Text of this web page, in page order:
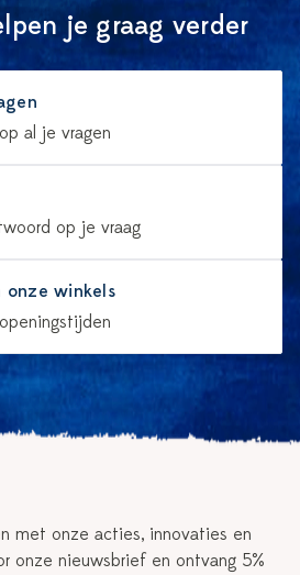
je graag verder
al je vragen
op je vraag
onze winkels
met onze acties, innovaties en
onze nieuwsbrief en ontvang 5%